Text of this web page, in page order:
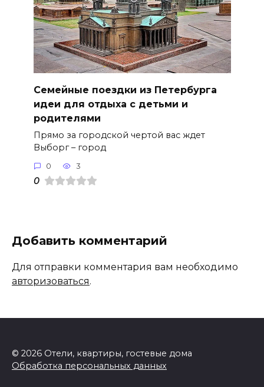
Семейные поездки из Петербурга
идеи для отдыха с детьми и
родителями
Прямо за городской чертой вас ждет
Выборг – город
0 3
0
Добавить комментарий
Для отправки комментария вам необходимо
авторизоваться.
© 2026 Отели, квартиры, гостевые дома
Обработка персональных данных